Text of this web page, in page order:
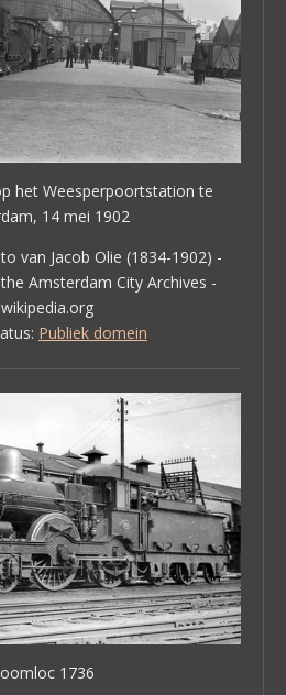
het Weesperpoortstation te
14 mei 1902
van Jacob Olie (1834-1902) -
Amsterdam City Archives -
Publiek domein
1736